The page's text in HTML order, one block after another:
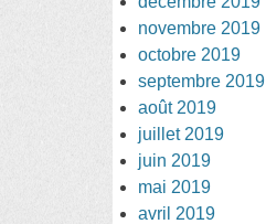
novembre 2019
octobre 2019
septembre 2019
août 2019
juillet 2019
juin 2019
mai 2019
avril 2019